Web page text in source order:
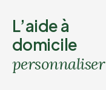
L’aide à
domicile
personnaliser